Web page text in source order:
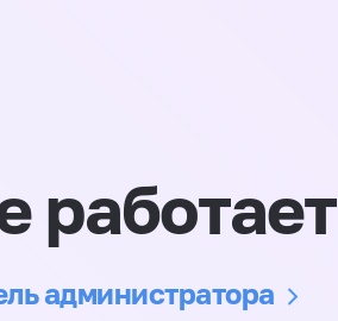
работает
администратора